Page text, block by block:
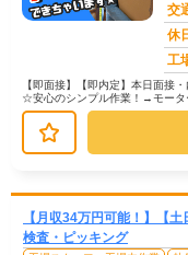
交
休
工
【即面接】【即内定】本日面接
☆安心のシンプル作業！→モータ
工程があります。→難しい作業は
【月収34万円可能！】【
検査・ピッキング